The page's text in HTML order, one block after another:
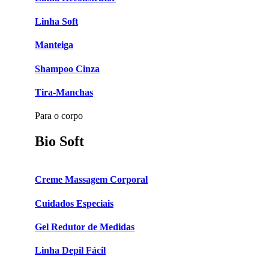
Linha Soft
Manteiga
Shampoo Cinza
Tira-Manchas
Para o corpo
Bio Soft
Creme Massagem Corporal
Cuidados Especiais
Gel Redutor de Medidas
Linha Depil Fácil